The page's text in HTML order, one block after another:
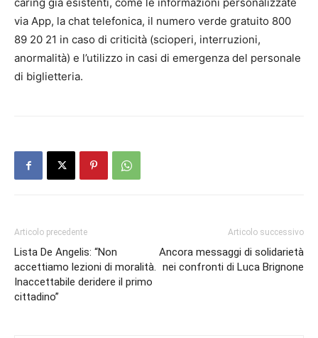
caring già esistenti, come le informazioni personalizzate
via App, la chat telefonica, il numero verde gratuito 800
89 20 21 in caso di criticità (scioperi, interruzioni,
anormalità) e l’utilizzo in casi di emergenza del personale
di biglietteria.
Articolo precedente
Lista De Angelis: “Non
accettiamo lezioni di moralità.
Inaccettabile deridere il primo
cittadino”
Articolo successivo
Ancora messaggi di solidarietà
nei confronti di Luca Brignone